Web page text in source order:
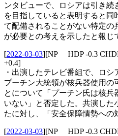
ンタビューで、ロシアは引き続
を目指していると表明すると同
て配備されることがない特定の
が必要との考えを示したと報じ
[2022-03-03][NP HDP -0.3
+0.4]
・出演したテレビ番組で、ロシ
プーチン大統領が核兵器使用の
とについて「プーチン氏は核兵
いない」と否定した。共演した
たに対し、「安全保障情勢への
[2022-03-03][NP HDP -0.3